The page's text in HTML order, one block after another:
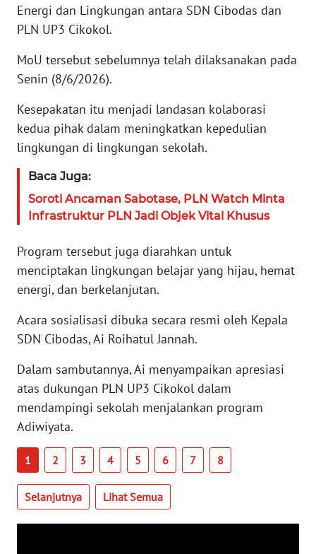
Energi dan Lingkungan antara SDN Cibodas dan
PLN UP3 Cikokol.
MoU tersebut sebelumnya telah dilaksanakan pada
Senin (8/6/2026).
Kesepakatan itu menjadi landasan kolaborasi
kedua pihak dalam meningkatkan kepedulian
lingkungan di lingkungan sekolah.
Baca Juga:
Soroti Ancaman Sabotase, PLN Watch Minta
Infrastruktur PLN Jadi Objek Vital Khusus
Program tersebut juga diarahkan untuk
menciptakan lingkungan belajar yang hijau, hemat
energi, dan berkelanjutan.
Acara sosialisasi dibuka secara resmi oleh Kepala
SDN Cibodas, Ai Roihatul Jannah.
Dalam sambutannya, Ai menyampaikan apresiasi
atas dukungan PLN UP3 Cikokol dalam
mendampingi sekolah menjalankan program
Adiwiyata.
1 2 3 4 5 6 7 8
Selanjutnya Lihat Semua
WN
WN
WN
PAPUA
WN
RIAU
WN
SERAMBI
JAMBI
SULTRA
WN
NTB
WN